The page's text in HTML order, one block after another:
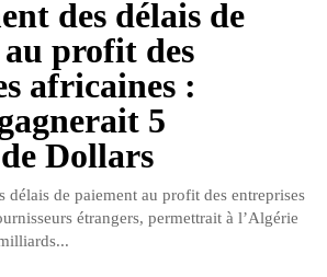
des délais de
profit des
africaines :
5
Dollars
délais de paiement au profit des entreprises
étrangers, permettrait à l’Algérie